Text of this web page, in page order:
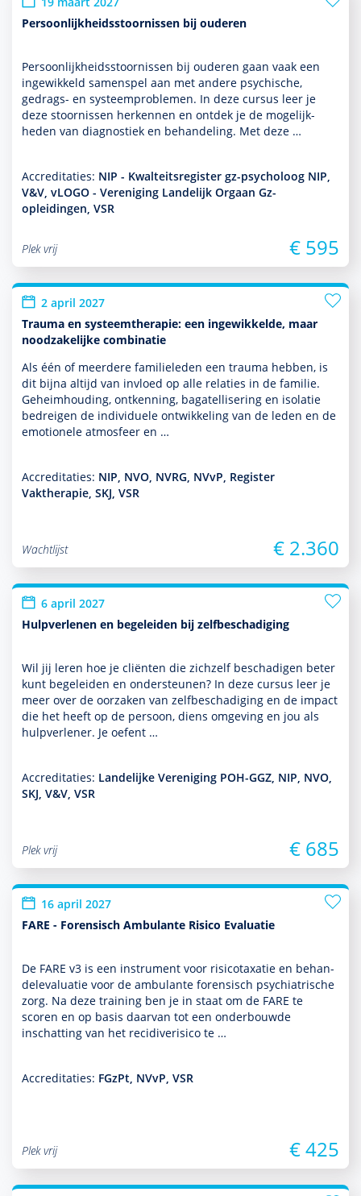
Persoonlijkheidsstoornissen bij ouderen
Persoonlijkheidsstoor­nissen bij ouderen gaan vaak een
ingewikkeld samenspel aan met andere psychische,
gedrags- en systeempro­ble­men. In deze cursus leer je
deze stoor­nissen herkennen en ontdek je de moge­lijk­
heden van diag­nos­tiek en behan­del­ing. Met deze …
Accreditaties: NIP - Kwalteitsregister gz-psycholoog NIP,
V&V, vLOGO - Vereniging Landelijk Orgaan Gz-
opleidingen, VSR
Plek vrij € 595
2 april 2027
Trauma en systeemtherapie: een ingewikkelde, maar
noodzakelijke combinatie
Als één of meerdere familieleden een trauma hebben, is
dit bijna altijd van invloed op alle relaties in de familie.
Geheimhouding, ontkenning, bagatellisering en isolatie
bedreigen de indivi­duele ont­wikke­ling van de leden en de
emotionele atmosfeer en …
Accreditaties: NIP, NVO, NVRG, NVvP, Register
Vaktherapie, SKJ, VSR
Wachtlijst € 2.360
6 april 2027
Hulpverlenen en begeleiden bij zelfbeschadiging
Wil jij leren hoe je cliënten die zichzelf beschadigen beter
kunt bege­leiden en onder­steunen? In deze cursus leer je
meer over de oorzaken van zelfbeschadiging en de impact
die het heeft op de persoon, diens omge­ving en jou als
hulp­ver­le­ner. Je oefent …
Accreditaties: Landelijke Vereniging POH-GGZ, NIP, NVO,
SKJ, V&V, VSR
Plek vrij € 685
16 april 2027
FARE - Forensisch Ambulante Risico Evaluatie
De FARE v3 is een instrument voor risicotaxatie en behan­
delevaluatie voor de ambu­lante foren­sisch psychia­trische
zorg. Na deze training ben je in staat om de FARE te
scoren en op basis daarvan tot een onderbouwde
inschatting van het recidiverisico te …
Accreditaties: FGzPt, NVvP, VSR
Plek vrij € 425